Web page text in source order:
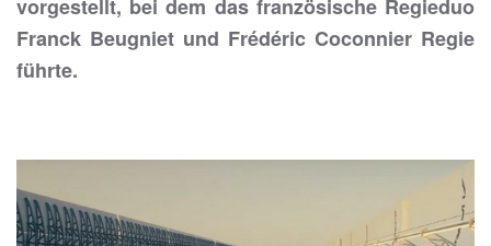
vorgestellt, bei dem das französische Regieduo
Franck Beugniet und Frédéric Coconnier Regie
führte.